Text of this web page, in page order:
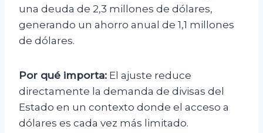
una deuda de 2,3 millones de dólares,
generando un ahorro anual de 1,1 millones
de dólares.
Por qué importa: El ajuste reduce
directamente la demanda de divisas del
Estado en un contexto donde el acceso a
dólares es cada vez más limitado.